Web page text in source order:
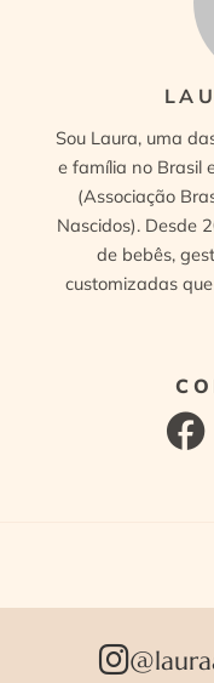
Sou Laura, uma
e família no Brasil
(Associação
Nascidos). Desde
de bebês,
customizadas